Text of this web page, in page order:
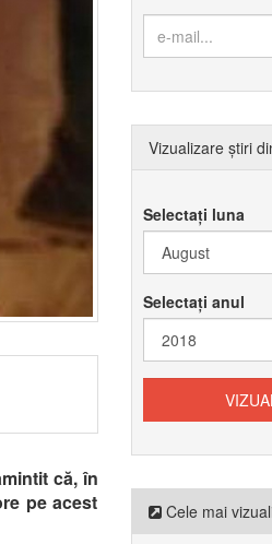
că, în
pe acest
Vizualizare știri
Selectați luna
Selectați anul
Cele mai